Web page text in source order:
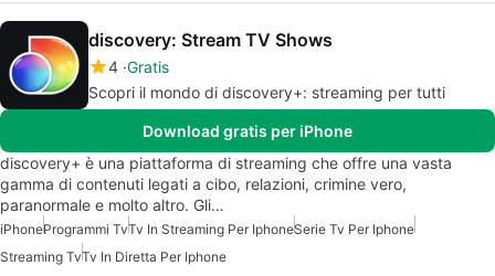
discovery: Stream TV Shows
4 Gratis
Scopri il mondo di discovery+: streaming per tutti
Download gratis per iPhone
discovery+ è una piattaforma di streaming che offre una vasta
gamma di contenuti legati a cibo, relazioni, crimine vero,
paranormale e molto altro. Gli…
iPhoneProgrammi TvTv In Streaming Per IphoneSerie Tv Per Iphone
Streaming TvTv In Diretta Per Iphone